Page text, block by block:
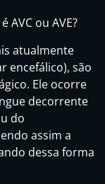
AVC ou AVE?
atualmente
encefálico), são
Ele ocorre
decorrente
do
assim a
dessa forma